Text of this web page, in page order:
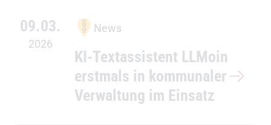
KI-Textassistent LLMoin
erstmals in kommunaler
Verwaltung im Einsatz
News
09.03.
2026